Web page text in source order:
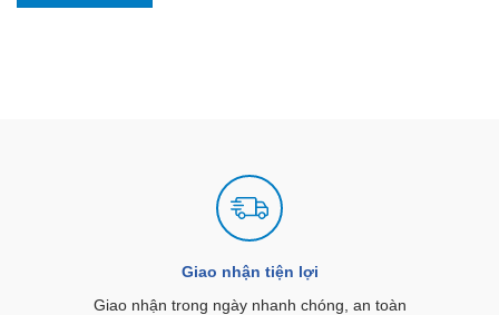
Giao nhận tiện lợi
Giao nhận trong ngày nhanh chóng, an toàn